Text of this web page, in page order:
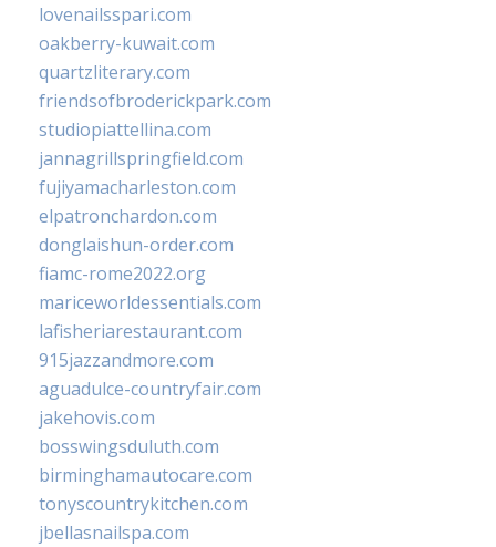
lovenailsspari.com
oakberry-kuwait.com
quartzliterary.com
friendsofbroderickpark.com
studiopiattellina.com
jannagrillspringfield.com
fujiyamacharleston.com
elpatronchardon.com
donglaishun-order.com
fiamc-rome2022.org
mariceworldessentials.com
lafisheriarestaurant.com
915jazzandmore.com
aguadulce-countryfair.com
jakehovis.com
bosswingsduluth.com
birminghamautocare.com
tonyscountrykitchen.com
jbellasnailspa.com